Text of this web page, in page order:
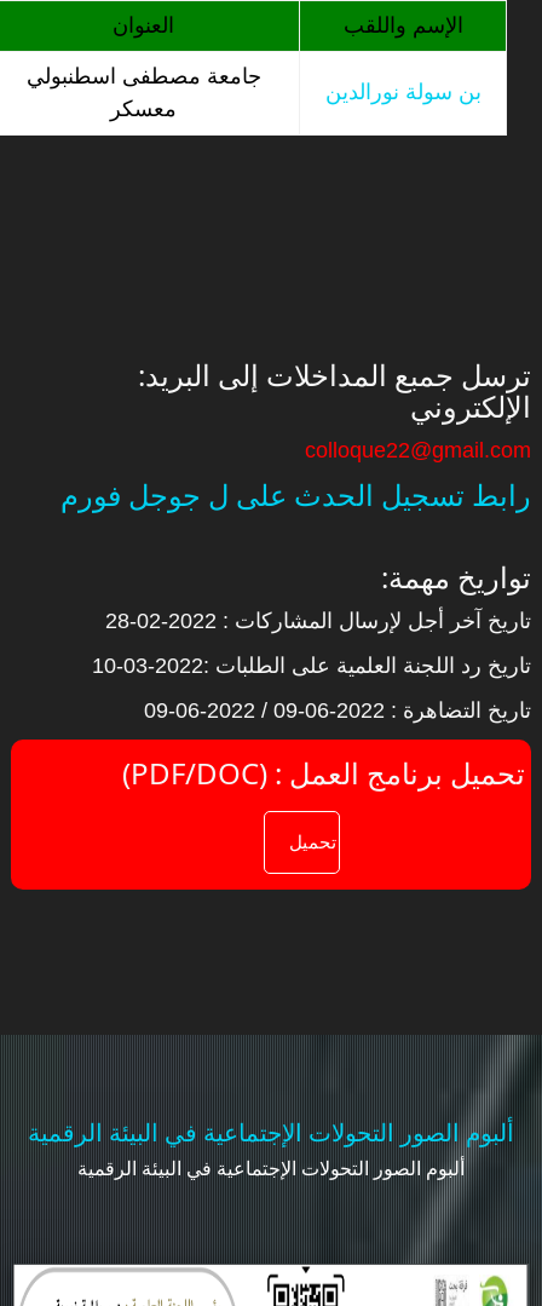
العنوان الإسم واللقب
جامعة مصطفى اسطنبولي
معسكر
بن سولة نورالدين
:ترسل جمبع المداخلات إلى البريد
الإلكتروني
colloque22@gmail.com
رابط تسجيل الحدث على ل جوجل فورم
:تواريخ مهمة
تاريخ آخر أجل لإرسال المشاركات : 2022-02-28
تاريخ رد اللجنة العلمية على الطلبات :2022-03-10
تاريخ التضاهرة : 2022-06-09 / 2022-06-09
(PDF/DOC) : تحميل برنامج العمل
ألبوم الصور التحولات الإجتماعية في البيئة الرقمية
ألبوم الصور التحولات الإجتماعية في البيئة الرقمية